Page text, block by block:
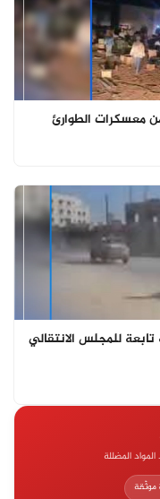
معسكرات الطوارئ
للمجلس الانتقالي
المضللة
موثّقة